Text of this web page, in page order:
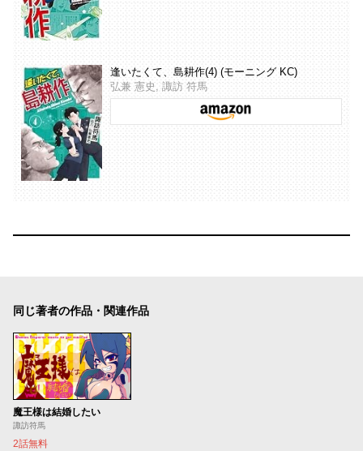
逢いたくて、島耕作(4) (モーニング KC)
弘兼 憲史, 諏訪 符馬
同じ著者の作品・関連作品
魔王様は結婚したい
諏訪符馬
2話無料